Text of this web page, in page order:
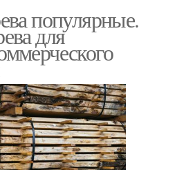
популярные.
для